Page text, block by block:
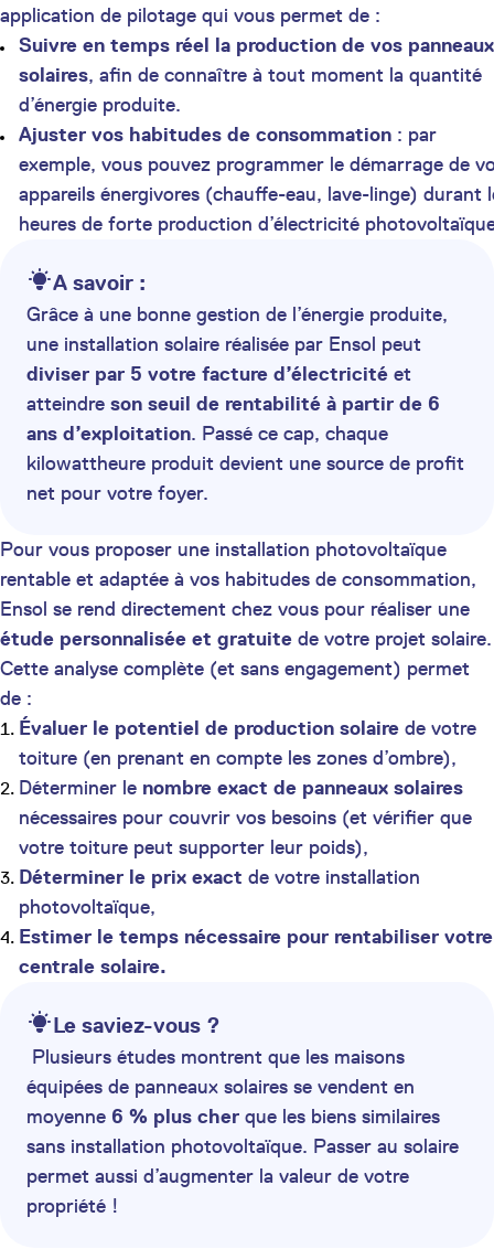
application de pilotage qui vous permet de :
Suivre en temps réel la production de vos panneaux
solaires, afin de connaître à tout moment la quantité
d’énergie produite.
Ajuster vos habitudes de consommation : par
exemple, vous pouvez programmer le démarrage de
appareils énergivores (chauffe-eau, lave-linge) durant
heures de forte production d’électricité
A savoir :
Grâce à une bonne gestion de l’énergie produite,
une installation solaire réalisée par Ensol peut
diviser par 5 votre facture d’électricité et
atteindre son seuil de rentabilité à partir de 6
ans d’exploitation. Passé ce cap, chaque
kilowattheure produit devient une source de profit
net pour votre foyer.
Pour vous proposer une installation photovoltaïque
rentable et adaptée à vos habitudes de consommation,
Ensol se rend directement chez vous pour réaliser une
étude personnalisée et gratuite de votre projet solaire.
Cette analyse complète (et sans engagement) permet
de :
Évaluer le potentiel de production solaire de votre
toiture (en prenant en compte les zones d’ombre),
Déterminer le nombre exact de panneaux solaires
nécessaires pour couvrir vos besoins (et vérifier que
votre toiture peut supporter leur poids),
Déterminer le prix exact de votre installation
photovoltaïque,
Estimer le temps nécessaire pour rentabiliser votre
centrale solaire.
Le saviez-vous ?
Plusieurs études montrent que les maisons
équipées de panneaux solaires se vendent en
moyenne 6 % plus cher que les biens similaires
sans installation photovoltaïque. Passer au solaire
permet aussi d’augmenter la valeur de votre
propriété !